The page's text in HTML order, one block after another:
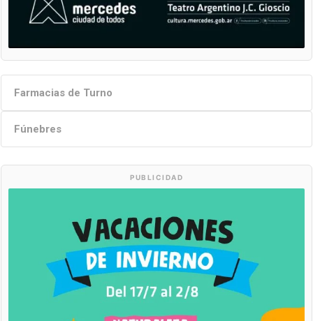
Farmacias de Turno
Fúnebres
PUBLICIDAD